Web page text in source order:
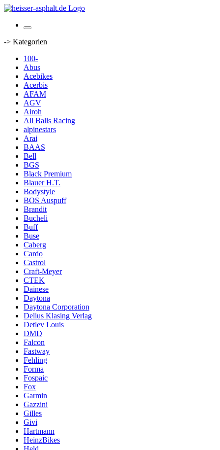
-> Kategorien
100-
Abus
Acebikes
Acerbis
AFAM
AGV
Airoh
All Balls Racing
alpinestars
Arai
BAAS
Bell
BGS
Black Premium
Blauer H.T.
Bodystyle
BOS Auspuff
Brandit
Bucheli
Buff
Buse
Caberg
Cardo
Castrol
Craft-Meyer
CTEK
Dainese
Daytona
Daytona Corporation
Delius Klasing Verlag
Detlev Louis
DMD
Falcon
Fastway
Fehling
Forma
Fospaic
Fox
Garmin
Gazzini
Gilles
Givi
Hartmann
HeinzBikes